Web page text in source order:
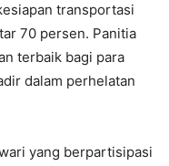
transportasi
70 persen. Panitia
terbaik bagi para
dalam perhelatan
yang berpartisipasi